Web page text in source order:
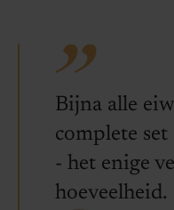
Bijna alle
complete
- het enige
hoeveelheid.